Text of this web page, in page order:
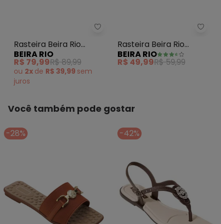
Rasteira Beira Rio (Camel)
Rasteira Beira Rio
(Camel)
BEIRA RIO
R$ 79,99R$ 89,99
ou 2x de R$ 39,99 sem
juros
Rasteira Beira Rio
(Conhaque)
BEIRA RIO
R$ 49,99R$ 59,99
Você também pode gostar
-28% -42%